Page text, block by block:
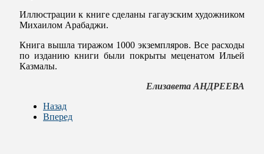
Иллюстрации к книге сделаны гагаузским художником
Михаилом Арабаджи.
Книга вышла тиражом 1000 экземпляров. Все расходы
по изданию книги были покрыты меценатом Ильей
Казмалы.
Елизавета АНДРЕЕВА
Назад
Вперед